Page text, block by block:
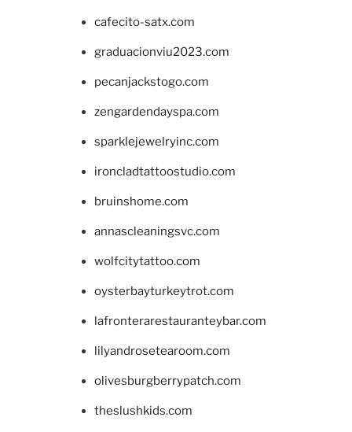
cafecito-satx.com
graduacionviu2023.com
pecanjackstogo.com
zengardendayspa.com
sparklejewelryinc.com
ironcladtattoostudio.com
bruinshome.com
annascleaningsvc.com
wolfcitytattoo.com
oysterbayturkeytrot.com
lafronterarestauranteybar.com
lilyandrosetearoom.com
olivesburgberrypatch.com
theslushkids.com